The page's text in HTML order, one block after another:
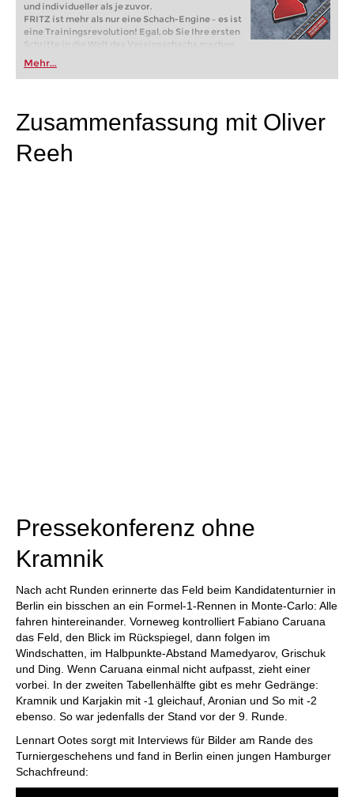
und individueller als je zuvor.
FRITZ ist mehr als nur eine Schach-Engine – es ist
eine Trainingsrevolution! Egal, ob Sie Ihre ersten
Schritte in die Welt des Vereinsschachs machen
oder bereits auf Turnierniveau spielen: Mit
FRITZ trainieren Sie effizienter, intelligenter und
individueller als je zuvor.
Mehr...
Zusammenfassung mit Oliver
Reeh
Pressekonferenz ohne
Kramnik
Nach acht Runden erinnerte das Feld beim Kandidatenturnier in
Berlin ein bisschen an ein Formel-1-Rennen in Monte-Carlo: Alle
fahren hintereinander. Vorneweg kontrolliert Fabiano Caruana
das Feld, den Blick im Rückspiegel, dann folgen im
Windschatten, im Halbpunkte-Abstand Mamedyarov, Grischuk
und Ding. Wenn Caruana einmal nicht aufpasst, zieht einer
vorbei. In der zweiten Tabellenhälfte gibt es mehr Gedränge:
Kramnik und Karjakin mit -1 gleichauf, Aronian und So mit -2
ebenso. So war jedenfalls der Stand vor der 9. Runde.
Lennart Ootes sorgt mit Interviews für Bilder am Rande des
Turniergeschehens und fand in Berlin einen jungen Hamburger
Schachfreund: